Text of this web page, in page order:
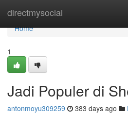
directmysocial
Home
Home
1
Jadi Populer di
antonmoyu309259 383 days ago